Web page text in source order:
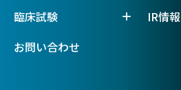
臨床試験
IR情報
お問い合わせ